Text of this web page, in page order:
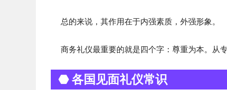
总的来说，其作用在于内强素质，外强形象。
商务礼仪最重要的就是四个字：尊重为本。从
⬣ 各国见面礼仪常识